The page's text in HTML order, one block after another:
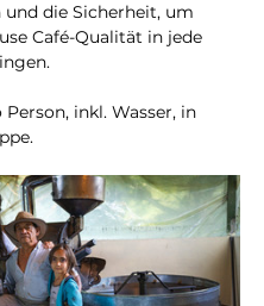
und die Sicherheit, um
Café-Qualität in jede
Person, inkl. Wasser, in